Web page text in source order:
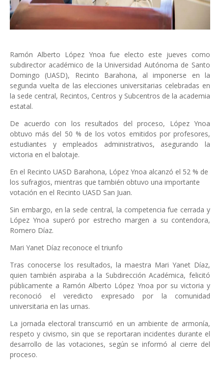
Ramón Alberto López Ynoa fue electo este jueves como
subdirector académico de la Universidad Autónoma de Santo
Domingo (UASD), Recinto Barahona, al imponerse en la
segunda vuelta de las elecciones universitarias celebradas en
la sede central, Recintos, Centros y Subcentros de la academia
estatal.
De acuerdo con los resultados del proceso, López Ynoa
obtuvo más del 50 % de los votos emitidos por profesores,
estudiantes y empleados administrativos, asegurando la
victoria en el balotaje.
En el Recinto UASD Barahona, López Ynoa alcanzó el 52 % de
los sufragios, mientras que también obtuvo una importante
votación en el Recinto UASD San Juan.
Sin embargo, en la sede central, la competencia fue cerrada y
López Ynoa superó por estrecho margen a su contendora,
Romero Díaz.
Mari Yanet Díaz reconoce el triunfo
Tras conocerse los resultados, la maestra Mari Yanet Díaz,
quien también aspiraba a la Subdirección Académica, felicitó
públicamente a Ramón Alberto López Ynoa por su victoria y
reconoció el veredicto expresado por la comunidad
universitaria en las urnas.
La jornada electoral transcurrió en un ambiente de armonía,
respeto y civismo, sin que se reportaran incidentes durante el
desarrollo de las votaciones, según se informó al cierre del
proceso.